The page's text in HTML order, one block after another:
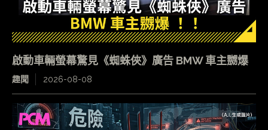
啟動車輛螢幕驚見《蜘蛛俠》廣告 BMW 車主嬲爆
趣聞 2026-08-08